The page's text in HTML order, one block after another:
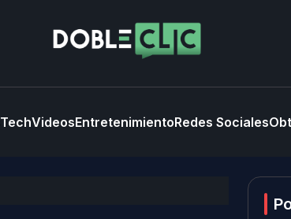
TechVideosEntretenimientoRedes Sociales